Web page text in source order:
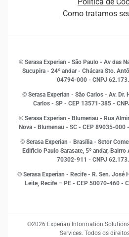
Estudos e Pesquisas
Inovação e Tecnologia
Leis e impostos
Marketing
Open Finance
Proteção de Dados
Sustentabilidade Corporativa
Sala de Imprensa
Como tratamos
© Serasa Experian - São Paulo - Av das
Sucupira - 24º andar - Chácara Sto.
04794-000 - CNPJ
© Serasa Experian - São Carlos - Av. Dr.
Carlos - SP - CEP 13571-385 -
© Serasa Experian - Blumenau - Rua
Nova - Blumenau - SC - CEP 89035-
© Serasa Experian - Brasília - Setor
Edifício Paulo Sarasate, 5º andar,
70302-911 - CNPJ
© Serasa Experian - Recife - R. Sen. José
Leite, Recife – PE - CEP 50070-460 -
©2026 Experian Information
Services. Todos os